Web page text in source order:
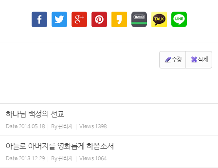
수정 삭제
하나님 백성의 선교
Date2014.05.18 By관리자 Views 1398
아들로 아버지를 영화롭게 하옵소서
Date2013.12.29 By관리자 Views 1064